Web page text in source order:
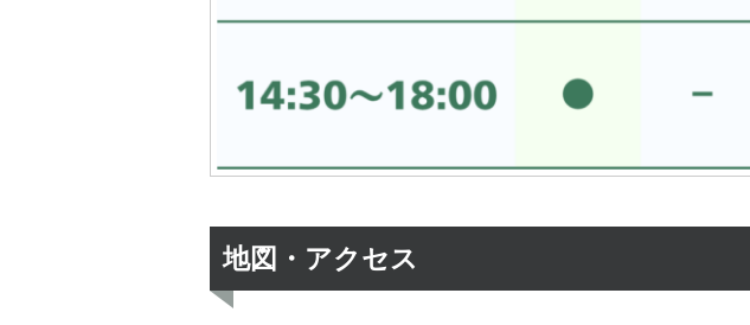
地図・アクセス